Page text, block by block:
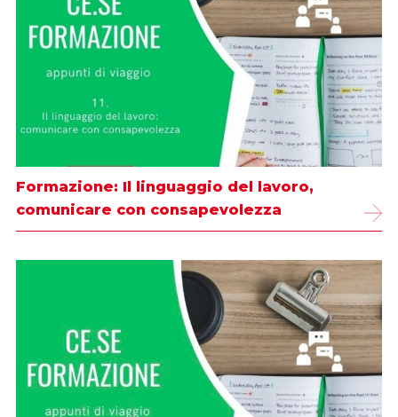
Formazione: Il linguaggio del lavoro,
comunicare con consapevolezza